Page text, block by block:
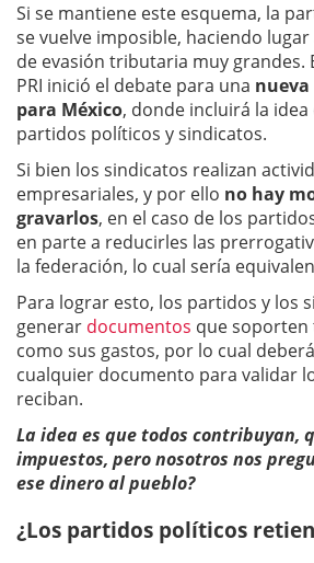
Si se mantiene este esquema, la
se vuelve imposible, haciendo
de evasión tributaria muy grandes.
PRI inició el debate para una
para México, donde incluirá la idea
partidos políticos y sindicatos.
Si bien los sindicatos realizan
empresariales, y por ello no hay
gravarlos, en el caso de los
en parte a reducirles las
la federación, lo cual sería
Para lograr esto, los partidos y los
generar documentos que soporten
como sus gastos, por lo cual
cualquier documento para validar
reciban.
La idea es que todos contribuyan,
impuestos, pero nosotros nos
ese dinero al pueblo?
¿Los partidos políticos